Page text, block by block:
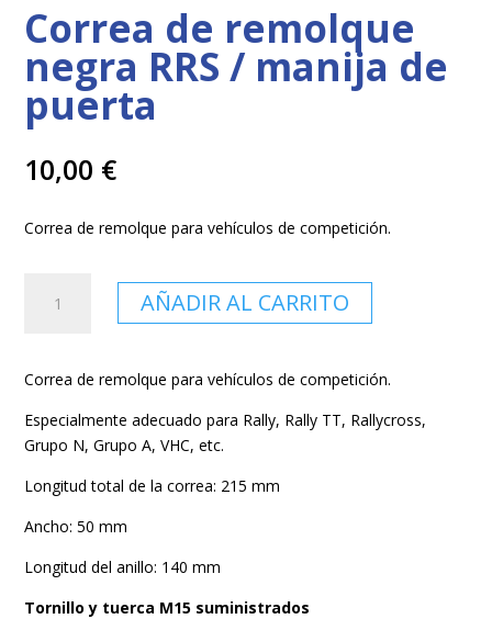
Correa de remolque
negra RRS / manija de
puerta
10,00 €
Correa de remolque para vehículos de competición.
RRS
/
manija
puerta
AÑADIR AL CARRITO
Correa de remolque para vehículos de competición.
Especialmente adecuado para Rally, Rally TT, Rallycross,
Grupo N, Grupo A, VHC, etc.
Longitud total de la correa: 215 mm
Ancho: 50 mm
Longitud del anillo: 140 mm
Tornillo y tuerca M15 suministrados